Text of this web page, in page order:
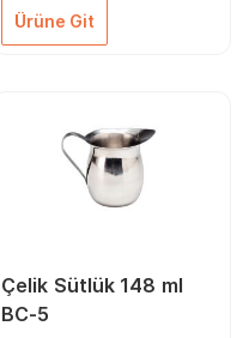
Ürüne Git
Çelik Sütlük 148 ml
BC-5